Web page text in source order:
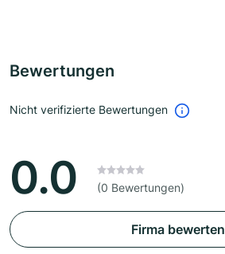
Bewertungen
Nicht verifizierte Bewertungen
0.0 (0 Bewertungen)
Firma bewerten